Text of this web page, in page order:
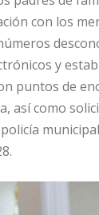
con los
y
puntos de
así como